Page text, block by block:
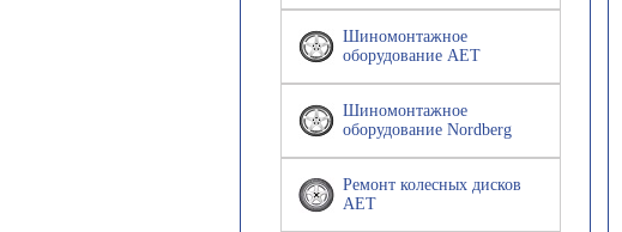
Шиномонтажное
оборудование AET
Шиномонтажное
оборудование Nordberg
Ремонт колесных дисков
AET